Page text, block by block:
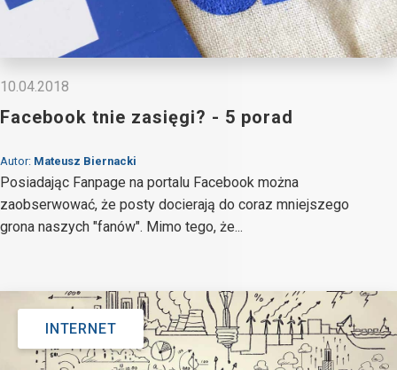
10.04.2018
Facebook tnie zasięgi? - 5 porad
Autor: Mateusz Biernacki
Posiadając Fanpage na portalu Facebook można
zaobserwować, że posty docierają do coraz mniejszego
grona naszych "fanów". Mimo tego, że...
INTERNET